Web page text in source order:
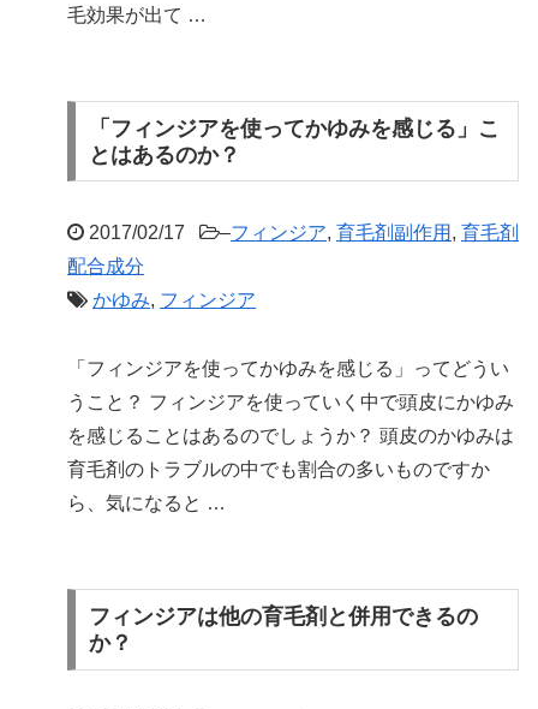
毛効果が出て …
「フィンジアを使ってかゆみを感じる」こ
とはあるのか？
2017/02/17 –フィンジア, 育毛剤副作用 , 育毛剤
配合成分
かゆみ, フィンジア
「フィンジアを使ってかゆみを感じる」ってどうい
うこと？ フィンジアを使っていく中で頭皮にかゆみ
を感じることはあるのでしょうか？ 頭皮のかゆみは
育毛剤のトラブルの中でも割合の多いものですか
ら、気になると …
フィンジアは他の育毛剤と併用できるの
か？